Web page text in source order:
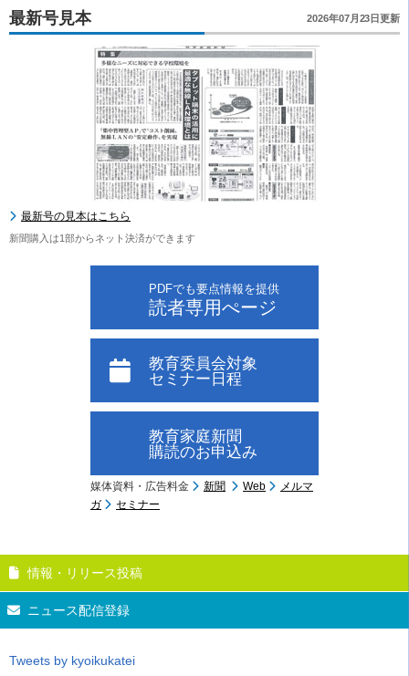
最新号見本 2026年07月23日更新
最新号の見本はこちら
新聞購入は1部からネット決済ができます
PDFでも要点情報を提供
読者専用ぺージ
教育委員会対象
セミナー日程
教育家庭新聞
購読のお申込み
媒体資料・広告料金 新聞 Web
メルマ
ガ
セミナー
情報・リリース投稿
ニュース配信登録
Tweets by kyoikukatei